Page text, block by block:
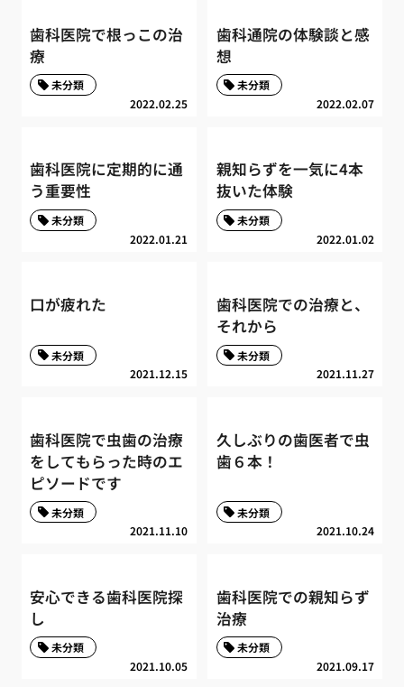
歯科医院で根っこの治
療
2022.02.25
未分類
歯科通院の体験談と感
想
2022.02.07
未分類
歯科医院に定期的に通
う重要性
2022.01.21
未分類
親知らずを一気に4本
抜いた体験
2022.01.02
未分類
口が疲れた
2021.12.15
未分類
歯科医院での治療と、
それから
2021.11.27
未分類
歯科医院で虫歯の治療
をしてもらった時のエ
ピソードです
2021.11.10
未分類
久しぶりの歯医者で虫
歯６本！
2021.10.24
未分類
安心できる歯科医院探
し
2021.10.05
未分類
歯科医院での親知らず
治療
2021.09.17
未分類